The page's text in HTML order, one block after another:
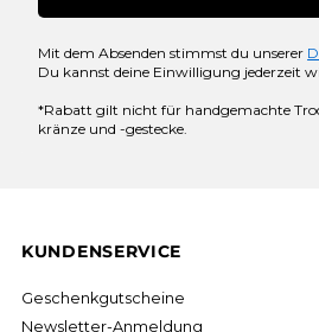
Mit dem Absenden stimmst du unserer
Du kannst deine Einwilligung jederzeit
*Rabatt gilt nicht für handgemachte
kränze und -gestecke.
KUNDENSERVICE
Geschenkgutscheine
Newsletter-Anmeldung